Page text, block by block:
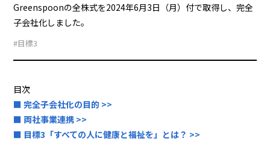
Greenspoonの全株式を2024年6月3日（月）付で取得し、完全
子会社化しました。
#目標3
目次
■ 完全子会社化の目的 >>
■ 両社事業連携 >>
■ 目標3「すべての人に健康と福祉を」とは？ >>